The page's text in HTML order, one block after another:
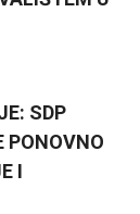
SDP
PONOVNO
I